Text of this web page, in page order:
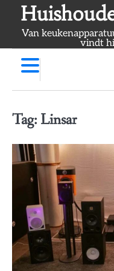
content
Van
vindt
Tag: Linsar